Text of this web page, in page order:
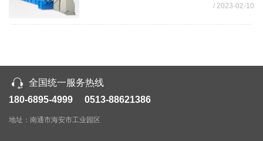
候就要客户去检测下是什么问题，如何去检查
/ 2023-02-10
全国统一服务热线
180-6895-4999 0513-88621386
地址：南通市海安市工业园区